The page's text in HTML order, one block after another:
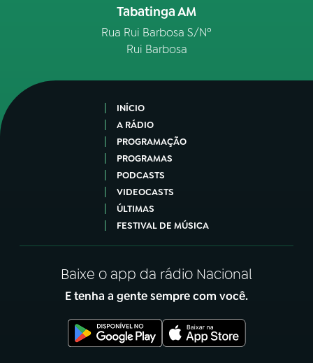
Tabatinga AM
Rua Rui Barbosa S/Nº
Rui Barbosa
INÍCIO
A RÁDIO
PROGRAMAÇÃO
PROGRAMAS
PODCASTS
VIDEOCASTS
ÚLTIMAS
FESTIVAL DE MÚSICA
Baixe o app da rádio Nacional
E tenha a gente sempre com você.